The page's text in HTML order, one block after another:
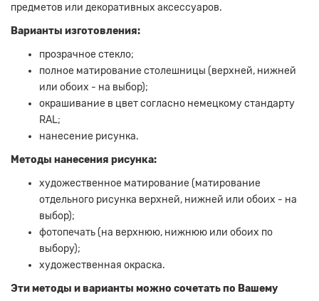
предметов или декоративных аксессуаров.
Варианты изготовления:
прозрачное стекло;
полное матирование столешницы (верхней, нижней
или обоих - на выбор);
окрашивание в цвет согласно немецкому стандарту
RAL;
нанесение рисунка.
Методы нанесения рисунка:
художественное матирование (матирование
отдельного рисунка верхней, нижней или обоих - на
выбор);
фотопечать (на верхнюю, нижнюю или обоих по
выбору);
художественная окраска.
Эти методы и варианты можно сочетать по Вашему